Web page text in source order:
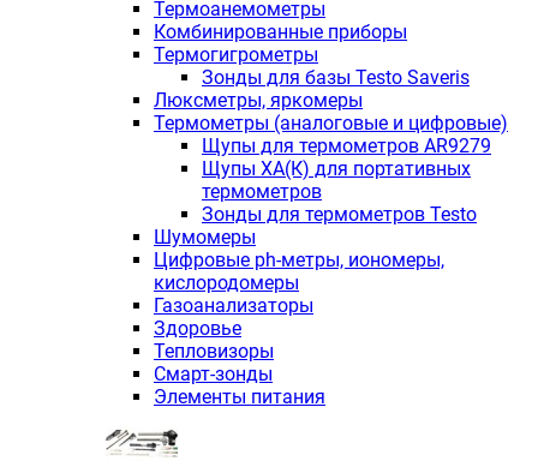
Термоанемометры
Комбинированные приборы
Термогигрометры
Зонды для базы Testo Saveris
Люксметры, яркомеры
Термометры (аналоговые и цифровые)
Щупы для термометров AR9279
Щупы ХА(К) для портативных
термометров
Зонды для термометров Testo
Шумомеры
Цифровые ph-метры, иономеры,
кислородомеры
Газоанализаторы
Здоровье
Тепловизоры
Смарт-зонды
Элементы питания